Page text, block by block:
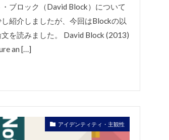
ブロック（David Block）について
紹介しましたが、今回はBlockの以
を読みました。 David Block (2013)
an […]
アイデンティティ・主観性